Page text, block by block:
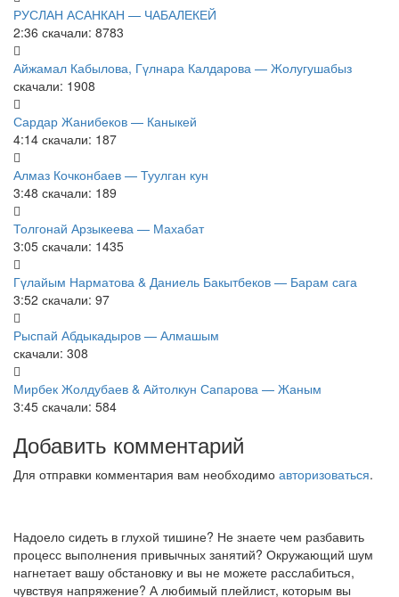
РУСЛАН АСАНКАН — ЧАБАЛЕКЕЙ
2:36 скачали: 8783
Айжамал Кабылова, Гүлнара Калдарова — Жолугушабыз
скачали: 1908
Сардар Жанибеков — Каныкей
4:14 скачали: 187
Алмаз Кочконбаев — Туулган кун
3:48 скачали: 189
Толгонай Арзыкеева — Махабат
3:05 скачали: 1435
Гүлайым Нарматова & Даниель Бакытбеков — Барам сага
3:52 скачали: 97
Рыспай Абдыкадыров — Алмашым
скачали: 308
Мирбек Жолдубаев & Айтолкун Сапарова — Жаным
3:45 скачали: 584
Добавить комментарий
Для отправки комментария вам необходимо авторизоваться.
Надоело сидеть в глухой тишине? Не знаете чем разбавить
процесс выполнения привычных занятий? Окружающий шум
нагнетает вашу обстановку и вы не можете расслабиться,
чувствуя напряжение? А любимый плейлист, которым вы